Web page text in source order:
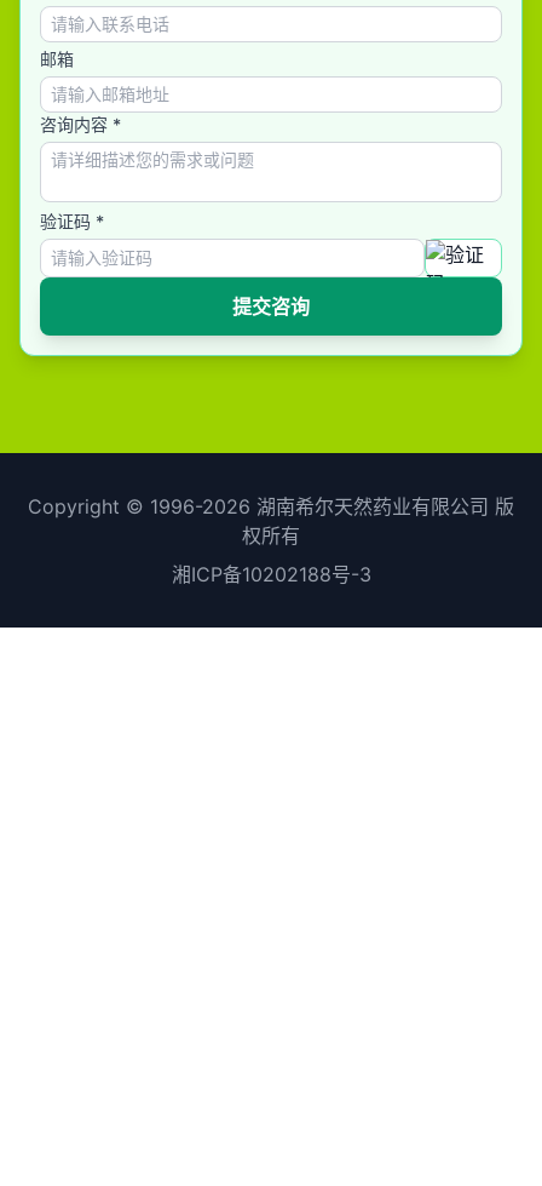
邮箱
咨询内容 *
验证码 *
提交咨询
Copyright © 1996-2026 湖南希尔天然药业有限公司 版
权所有
湘ICP备10202188号-3